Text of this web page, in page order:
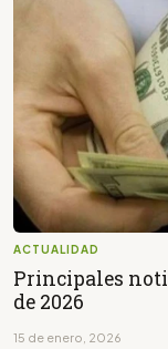
ACTUALIDAD
Principales
de 2026
15 de enero, 2026